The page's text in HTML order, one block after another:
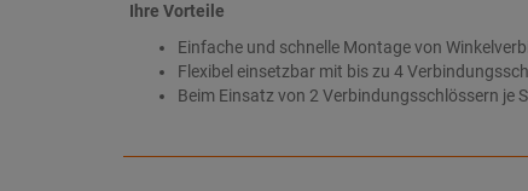
Ihre Vorteile
Einfache und schnelle Montage von
Flexibel einsetzbar mit bis zu 4
Beim Einsatz von 2 Verbindungsschlössern je